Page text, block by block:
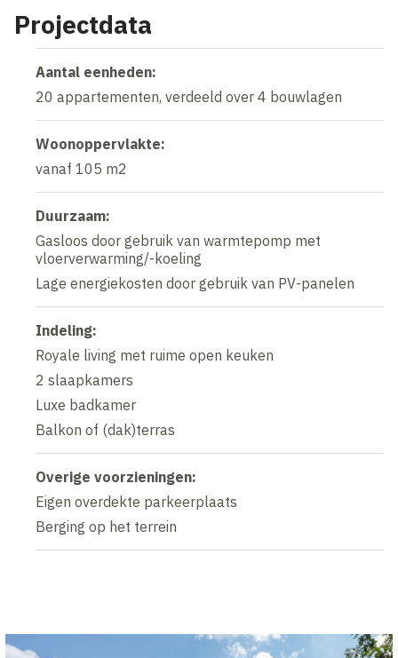
Projectdata
Aantal eenheden:
20 appartementen, verdeeld over 4 bouwlagen
Woonoppervlakte:
vanaf 105 m2
Duurzaam:
Gasloos door gebruik van warmtepomp met
vloerverwarming/-koeling
Lage energiekosten door gebruik van PV-panelen
Indeling:
Royale living met ruime open keuken
2 slaapkamers
Luxe badkamer
Balkon of (dak)terras
Overige voorzieningen:
Eigen overdekte parkeerplaats
Berging op het terrein